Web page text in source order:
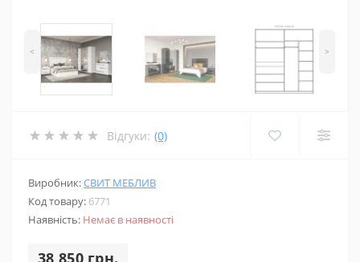
< >
Відгуки: (0)
Виробник:СВИТ МЕБЛИВ
Код товару: 6771
Наявність: Немає в наявності
38 850 грн.